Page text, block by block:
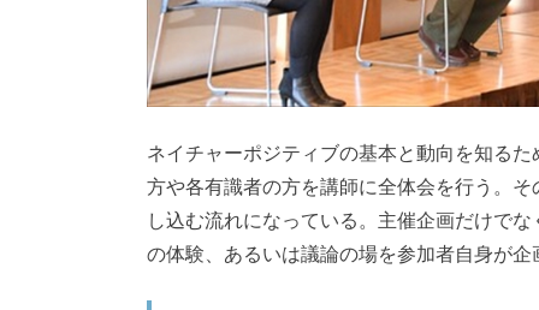
ネイチャーポジティブの基本と動向を知る
方や各有識者の方を講師に全体会を行う。
し込む流れになっている。主催企画だけで
の体験、あるいは議論の場を参加者自身が